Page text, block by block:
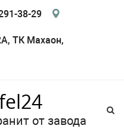
38-29
ТК Махаон,
от завода